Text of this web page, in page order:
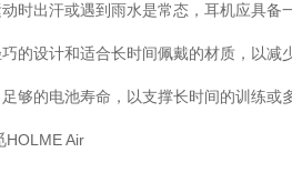
时出汗或遇到雨水是常态，耳机应具备
的设计和适合长时间佩戴的材质，以减
够的电池寿命，以支撑长时间的训练或
HOLME Air